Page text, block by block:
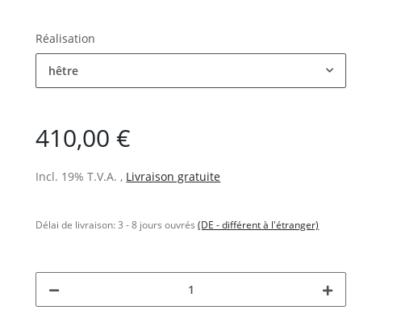
Réalisation
hêtre
410,00 €
Incl. 19% T.V.A. , Livraison gratuite
Délai de livraison:3 - 8 jours ouvrés(DE - différent à l'étranger)